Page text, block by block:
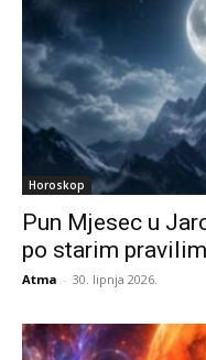
Horoskop
Pun Mjesec u
po starim
Atma - 30. lipnja 2026.